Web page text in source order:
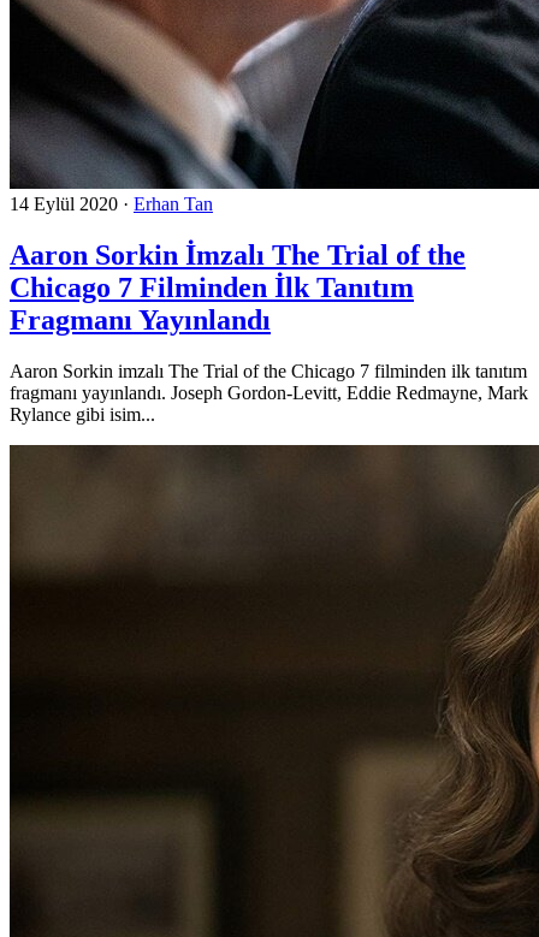
14 Eylül 2020 · Erhan Tan
Aaron Sorkin İmzalı The Trial of the
Chicago 7 Filminden İlk Tanıtım
Fragmanı Yayınlandı
Aaron Sorkin imzalı The Trial of the Chicago 7 filminden ilk tanıtım
fragmanı yayınlandı. Joseph Gordon-Levitt, Eddie Redmayne, Mark
Rylance gibi isim...